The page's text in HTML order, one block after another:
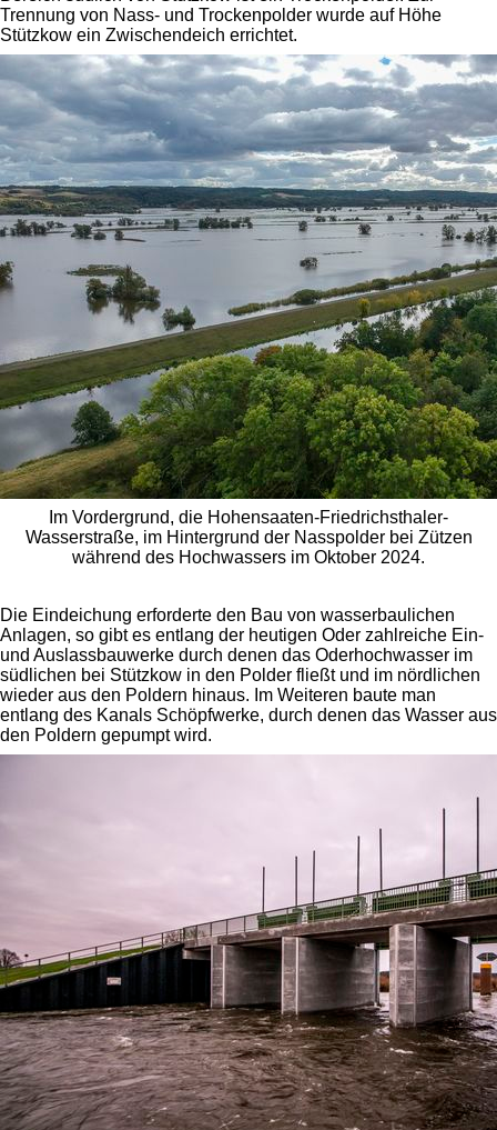
Trennung von Nass- und Trockenpolder wurde auf Höhe
Stützkow ein Zwischendeich errichtet.
Im Vordergrund, die Hohensaaten-Friedrichsthaler-
Wasserstraße, im Hintergrund der Nasspolder bei Zützen
während des Hochwassers im Oktober 2024.
Die Eindeichung erforderte den Bau von wasserbaulichen
Anlagen, so gibt es entlang der heutigen Oder zahlreiche Ein-
und Auslassbauwerke durch denen das Oderhochwasser im
südlichen bei Stützkow in den Polder fließt und im nördlichen
wieder aus den Poldern hinaus. Im Weiteren baute man
entlang des Kanals Schöpfwerke, durch denen das Wasser aus
den Poldern gepumpt wird.